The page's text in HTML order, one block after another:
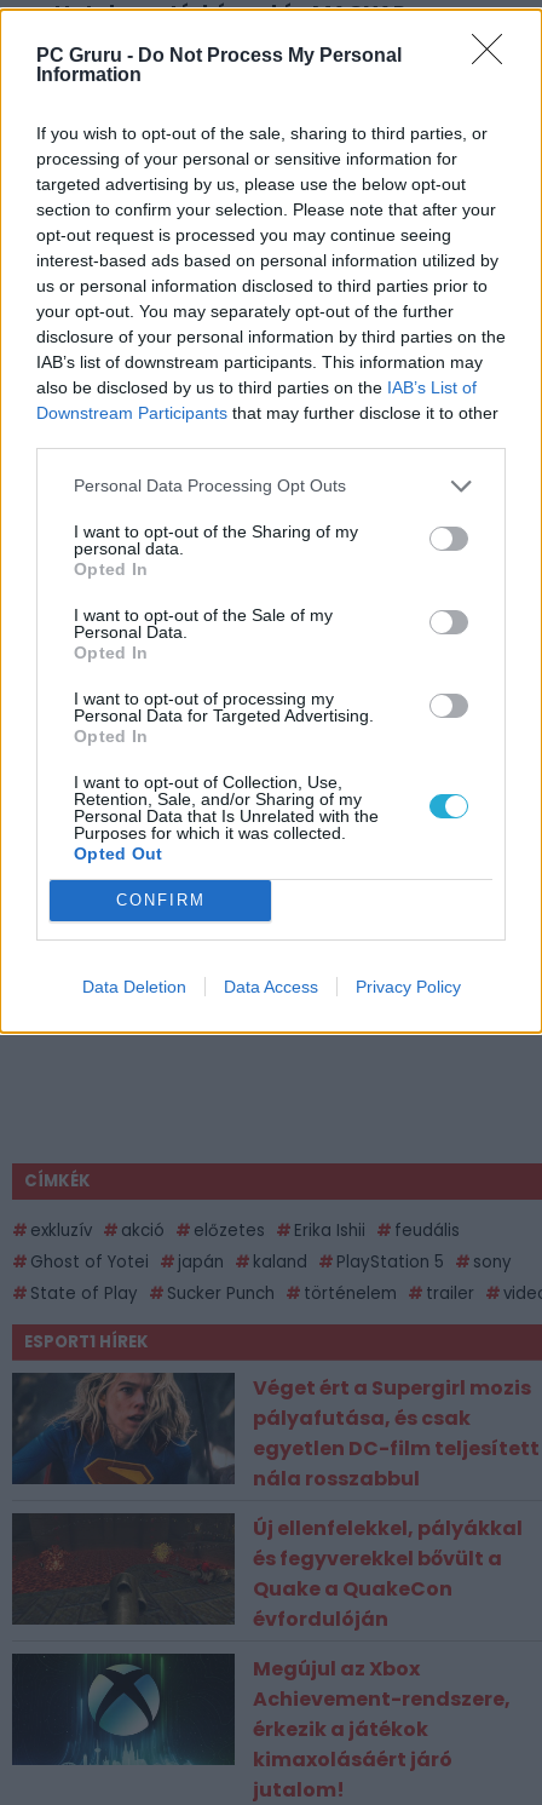
PC Gruru - Do Not Process My Personal
Information
If you wish to opt-out of the sale, sharing to third parties, or
processing of your personal or sensitive information for
targeted advertising by us, please use the below opt-out
section to confirm your selection. Please note that after your
opt-out request is processed you may continue seeing
interest-based ads based on personal information utilized by
us or personal information disclosed to third parties prior to
your opt-out. You may separately opt-out of the further
disclosure of your personal information by third parties on the
IAB’s list of downstream participants. This information may
also be disclosed by us to third parties on the IAB’s List of
Downstream Participants that may further disclose it to other
Personal Data Processing Opt Outs
I want to opt-out of the Sharing of my
personal data.
Opted In
I want to opt-out of the Sale of my
Personal Data.
Opted In
I want to opt-out of processing my
Personal Data for Targeted Advertising.
Opted In
I want to opt-out of Collection, Use,
Retention, Sale, and/or Sharing of my
Personal Data that Is Unrelated with the
Purposes for which it was collected.
Opted Out
CONFIRM
Data Deletion Data Access Privacy Policy
Hatalmas térképpel és MAGYAR
FELIRATTAL érkezik a Ghost of Yotei
80 dollár sok egy játékért? Mondd ezt a
Ha a Ghost of Tsushima jó volt, a Ghost of
Yotei maga lesz a tökéletesség
LEGFRISSEBB VIDEÓNK
CÍMKÉK
exkluzív akció előzetes Erika Ishii
feudális
Ghost of Yotei
japán kaland PlayStation 5
sony
State of Play
Sucker Punch történelem trailer
ESPORT1 HÍREK
Véget ért a Supergirl mozis
pályafutása, és csak
egyetlen DC-film teljesített
nála rosszabbul
Új ellenfelekkel, pályákkal
és fegyverekkel bővült a
Quake a QuakeCon
évfordulóján
Megújul az Xbox
Achievement-rendszere,
érkezik a játékok
kimaxolásáért járó
jutalom!